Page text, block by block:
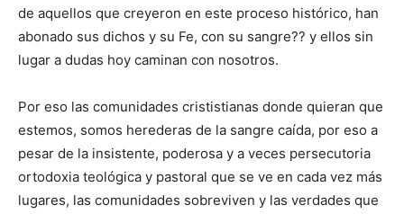
de aquellos que creyeron en este proceso histórico, han
abonado sus dichos y su Fe, con su sangre?? y ellos sin
lugar a dudas hoy caminan con nosotros.
Por eso las comunidades crististianas donde quieran que
estemos, somos herederas de la sangre caída, por eso a
pesar de la insistente, poderosa y a veces persecutoria
ortodoxia teológica y pastoral que se ve en cada vez más
lugares, las comunidades sobreviven y las verdades que